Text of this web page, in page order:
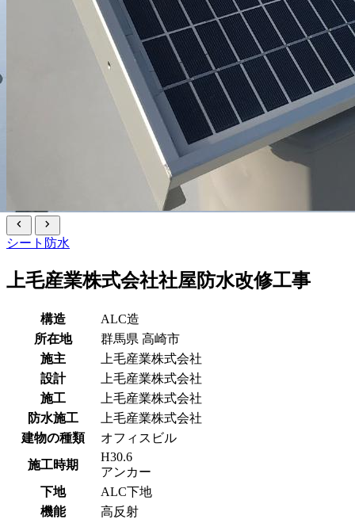
chevron_left chevron_right
シート防水
上毛産業株式会社社屋防水改修工事
構造
ALC造
所在地
群馬県 高崎市
施主
上毛産業株式会社
設計
上毛産業株式会社
施工
上毛産業株式会社
防水施工
上毛産業株式会社
建物の種類
オフィスビル
施工時期
H30.6
アンカー
下地
ALC下地
機能
高反射